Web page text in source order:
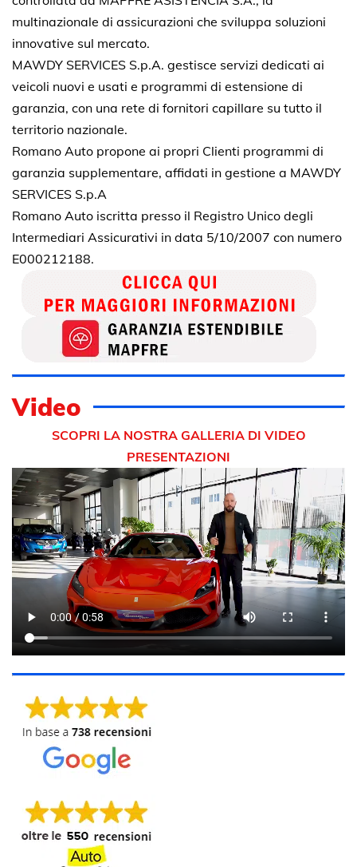
multinazionale di assicurazioni che sviluppa soluzioni
innovative sul mercato.
MAWDY SERVICES S.p.A. gestisce servizi dedicati ai
veicoli nuovi e usati e programmi di estensione di
garanzia, con una rete di fornitori capillare su tutto il
territorio nazionale.
Romano Auto propone ai propri Clienti programmi di
garanzia supplementare, affidati in gestione a MAWDY
SERVICES S.p.A
Romano Auto iscritta presso il Registro Unico degli
Intermediari Assicurativi in data 5/10/2007 con numero
E000212188.
Video
SCOPRI LA NOSTRA GALLERIA DI VIDEO
PRESENTAZIONI